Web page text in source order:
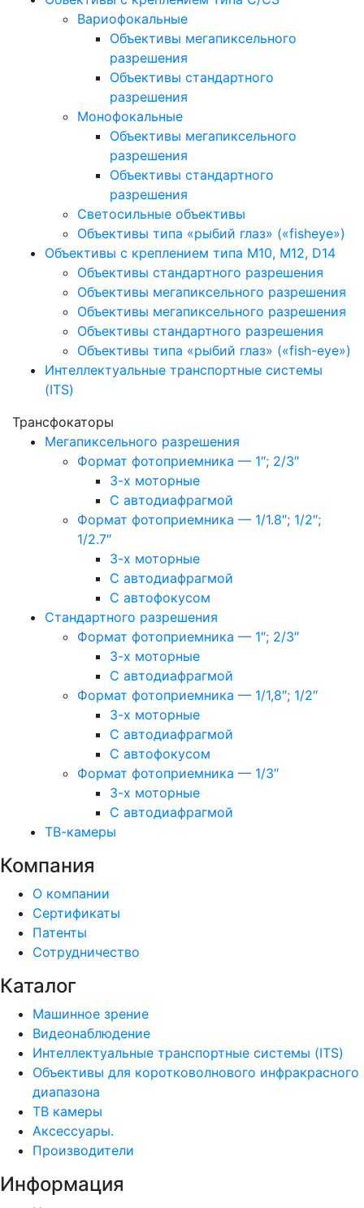
Вариофокальные
Объективы мегапиксельного
разрешения
Объективы стандартного
разрешения
Монофокальные
Объективы мегапиксельного
разрешения
Объективы стандартного
разрешения
Светосильные объективы
Объективы типа «рыбий глаз» («fisheye»)
Объективы с креплением типа M10, M12, D14
Объективы стандартного разрешения
Объективы мегапиксельного разрешения
Объективы мегапиксельного разрешения
Объективы стандартного разрешения
Объективы типа «рыбий глаз» («fish-eye»)
Интеллектуальные транспортные системы
(ITS)
Трансфокаторы
Мегапиксельного разрешения
Формат фотоприемника — 1″; 2/3″
3-х моторные
С автодиафрагмой
Формат фотоприемника — 1/1.8″; 1/2″;
1/2.7″
3-х моторные
С автодиафрагмой
С автофокусом
Стандартного разрешения
Формат фотоприемника — 1″; 2/3″
3-х моторные
С автодиафрагмой
Формат фотоприемника — 1/1,8″; 1/2″
3-х моторные
С автодиафрагмой
С автофокусом
Формат фотоприемника — 1/3″
3-х моторные
С автодиафрагмой
ТВ-камеры
Компания
О компании
Сертификаты
Патенты
Сотрудничество
Каталог
Машинное зрение
Видеонаблюдение
Интеллектуальные транспортные системы (ITS)
Объективы для коротковолнового инфракрасного
диапазона
ТВ камеры
Аксессуары.
Производители
Информация